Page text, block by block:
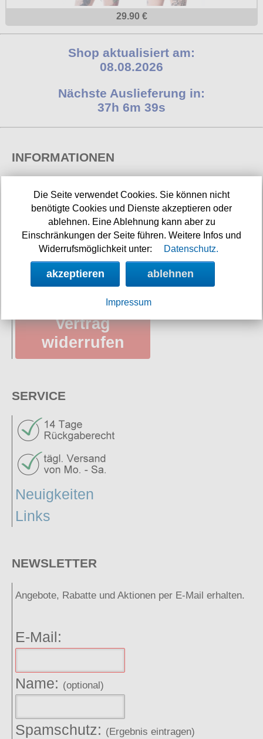
29.90 €
Shop aktualisiert am:
08.08.2026
Nächste Auslieferung in:
37h 6m 39s
INFORMATIONEN
Widerrufsbelehrung
Impressum/Kontakt
Versandkosten
Datenschutz
Vertrag
widerrufen
SERVICE
Neuigkeiten
Links
NEWSLETTER
Angebote, Rabatte und Aktionen per E-Mail erhalten.
E-Mail:
Name: (optional)
Spamschutz: (Ergebnis eintragen)
Die Seite verwendet Cookies. Sie können nicht
benötigte Cookies und Dienste akzeptieren oder
ablehnen. Eine Ablehnung kann aber zu
Einschränkungen der Seite führen. Weitere Infos und
Widerrufsmöglichkeit unter:
Datenschutz.
akzeptieren ablehnen
Impressum